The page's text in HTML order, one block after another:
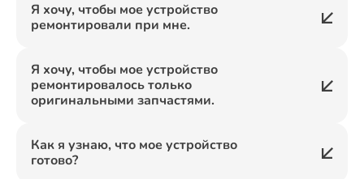
Я хочу, чтобы мое устройство
ремонтировали при мне.
Я хочу, чтобы мое устройство
ремонтировалось только
оригинальными запчастями.
Как я узнаю, что мое устройство
готово?